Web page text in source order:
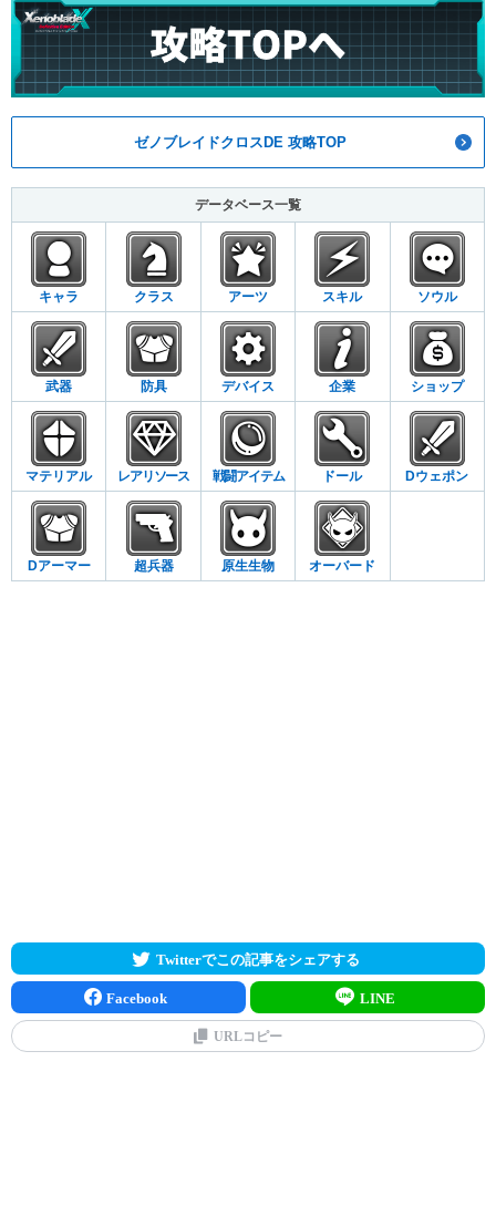
ゼノブレイドクロスDE 攻略TOP
データベース一覧
キャラ クラス アーツ スキル ソウル
武器 防具 デバイス 企業 ショップ
マテリアル レアリソース 戦闘アイテム ドール Dウェポン
Dアーマー 超兵器 原生生物 オーバード
Twitterでこの記事をシェアする
Facebook LINE
URLコピー